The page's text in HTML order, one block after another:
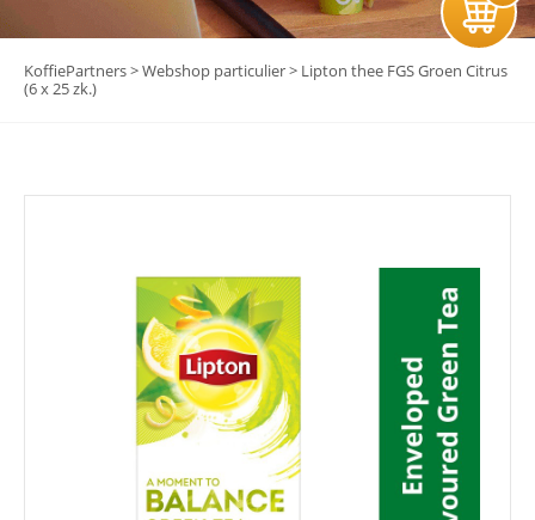
KoffiePartners>Webshop particulier> Lipton thee FGS Groen Citrus
(6 x 25 zk.)